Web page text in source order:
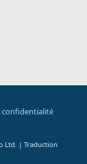
confidentialité
Ltd. | Traduction